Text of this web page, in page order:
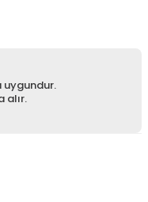
uygundur.
alır.